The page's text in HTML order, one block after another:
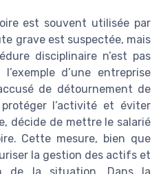
est souvent utilisée par
grave est suspectée, mais
disciplinaire n’est pas
d’une entreprise
de détournement de
protéger l’activité et éviter
décide de mettre le salarié
Cette mesure, bien que
la gestion des actifs et